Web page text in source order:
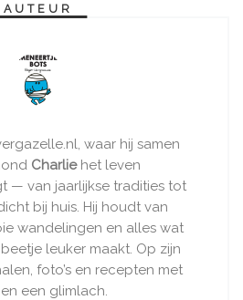
AUTEUR
waar hij samen
Charliehet leven
— van jaarlijkse tradities tot
bij huis. Hij houdt van
wandelingen en alles wat
leuker maakt. Op zijn
foto’s en recepten met
een glimlach.